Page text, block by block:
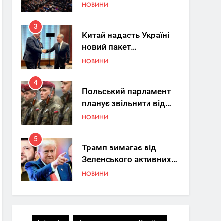
Україна знову у фокусі
НОВИНИ
3
Китай надасть Україні
новий пакет
енергетичної допомоги
НОВИНИ
4
Польський парламент
планує звільнити від
покарання
НОВИНИ
5
Трамп вимагає від
Зеленського активних
кроків у мирному
НОВИНИ
6
КМДА заявила про
параліч